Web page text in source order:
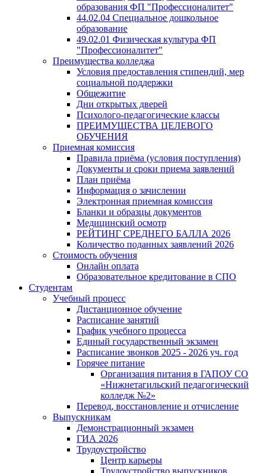
образования ФП "Профессионалитет"
44.02.04 Специальное дошкольное
образование
49.02.01 Физическая культура ФП
"Профессионалитет"
Преимущества колледжа
Условия предоставления стипендий, мер
социальной поддержки
Общежитие
Дни открытых дверей
Психолого-педагогические классы
ПРЕИМУЩЕСТВА ЦЕЛЕВОГО
ОБУЧЕНИЯ
Приемная комиссия
Правила приёма (условия поступления)
Документы и сроки приема заявлений
План приёма
Информация о зачислении
Электронная приемная комиссия
Бланки и образцы документов
Медицинский осмотр
РЕЙТИНГ СРЕДНЕГО БАЛЛА 2026
Количество поданных заявлений 2026
Стоимость обучения
Онлайн оплата
Образовательное кредитование в СПО
Студентам
Учебный процесс
Дистанционное обучение
Расписание занятий
График учебного процесса
Единый государственный экзамен
Расписание звонков 2025 - 2026 уч. год
Горячее питание
Организация питания в ГАПОУ СО
«Нижнетагильский педагогический
колледж №2»
Перевод, восстановление и отчисление
Выпускникам
Демонстрационный экзамен
ГИА 2026
Трудоустройство
Центр карьеры
Трудоустройство выпускников